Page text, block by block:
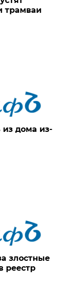
трамваи
из дома из-
злостные
реестр